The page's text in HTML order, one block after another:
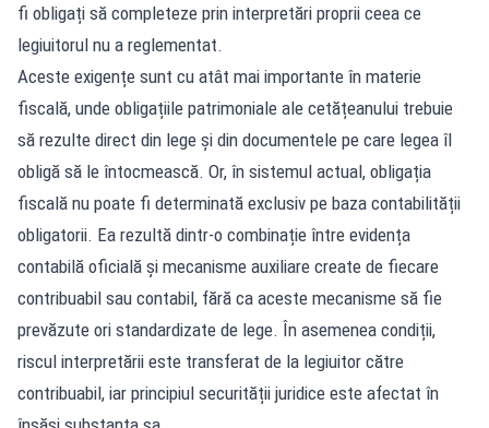
fi obligați să completeze prin interpretări proprii ceea ce
legiuitorul nu a reglementat.
Aceste exigențe sunt cu atât mai importante în materie
fiscală, unde obligațiile patrimoniale ale cetățeanului trebuie
să rezulte direct din lege și din documentele pe care legea îl
obligă să le întocmească. Or, în sistemul actual, obligația
fiscală nu poate fi determinată exclusiv pe baza contabilității
obligatorii. Ea rezultă dintr-o combinație între evidența
contabilă oficială și mecanisme auxiliare create de fiecare
contribuabil sau contabil, fără ca aceste mecanisme să fie
prevăzute ori standardizate de lege. În asemenea condiții,
riscul interpretării este transferat de la legiuitor către
contribuabil, iar principiul securității juridice este afectat în